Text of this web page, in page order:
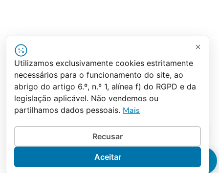
Utilizamos exclusivamente cookies estritamente
necessários para o funcionamento do site, ao
abrigo do artigo 6.º, n.º 1, alínea f) do RGPD e da
legislação aplicável. Não vendemos ou
partilhamos dados pessoais. Mais
Recusar
Aceitar